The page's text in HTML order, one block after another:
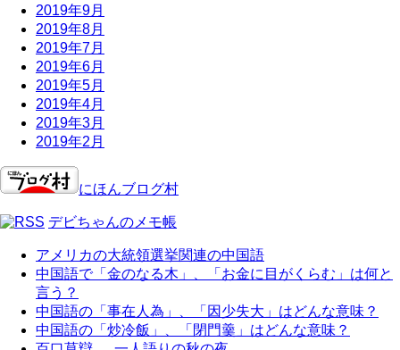
2019年9月
2019年8月
2019年7月
2019年6月
2019年5月
2019年4月
2019年3月
2019年2月
にほんブログ村
デビちゃんのメモ帳
アメリカの大統領選挙関連の中国語
中国語で「金のなる木」、「お金に目がくらむ」は何と
言う？
中国語の「事在人為」、「因少失大」はどんな意味？
中国語の「炒冷飯」、「閉門羹」はどんな意味？